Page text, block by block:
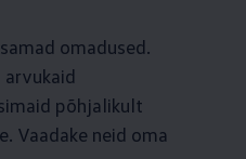
omadused.
põhjalikult
Vaadake neid oma